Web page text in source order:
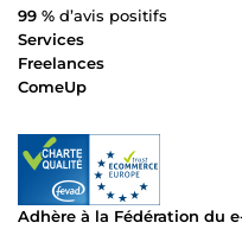
99 % d’avis positifs
Services
Freelances
ComeUp
Adhère à la Fédération du